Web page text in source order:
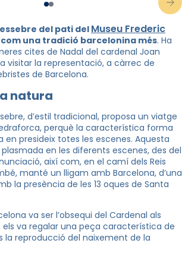
del pati del Museu Frederic
una tradició barcelonina més. Ha
cites de Nadal del cardenal Joan
visitar la representació, a càrrec de
de Barcelona.
natura
d’estil tradicional, proposa un viatge
perquè la característica forma
en presideix totes les escenes. Aquesta
en les diferents escenes, des del
així com, en el camí dels Reis
manté un lligam amb Barcelona, d’una
la presència de les 13 oques de Santa
va ser l’obsequi del Cardenal als
els va regalar una peça característica de
la reproducció del naixement de la